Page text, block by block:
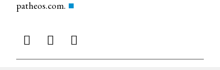
patheos.com.